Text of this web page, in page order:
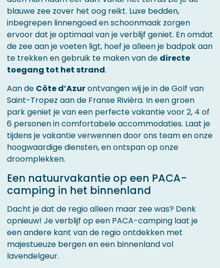
blauwe zee zover het oog reikt. Luxe bedden,
inbegrepen linnengoed en schoonmaak zorgen
ervoor dat je optimaal van je verblijf geniet. En omdat
de zee aan je voeten ligt, hoef je alleen je badpak aan
te trekken en gebruik te maken van de directe
toegang tot het strand.
Aan de Côte d’Azurontvangen wij je in de Golf van
Saint-Tropez aan de Franse Rivièra. In een groen
park geniet je van een perfecte vakantie voor 2, 4 of
6 personen in comfortabele accommodaties. Laat je
tijdens je vakantie verwennen door ons team en onze
hoogwaardige diensten, en ontspan op onze
droomplekken.
Een natuurvakantie op een PACA-
camping in het binnenland
Dacht je dat de regio alleen maar zee was? Denk
opnieuw! Je verblijf op een PACA-camping laat je
een andere kant van de regio ontdekken met
majestueuze bergen en een binnenland vol
lavendelgeur.